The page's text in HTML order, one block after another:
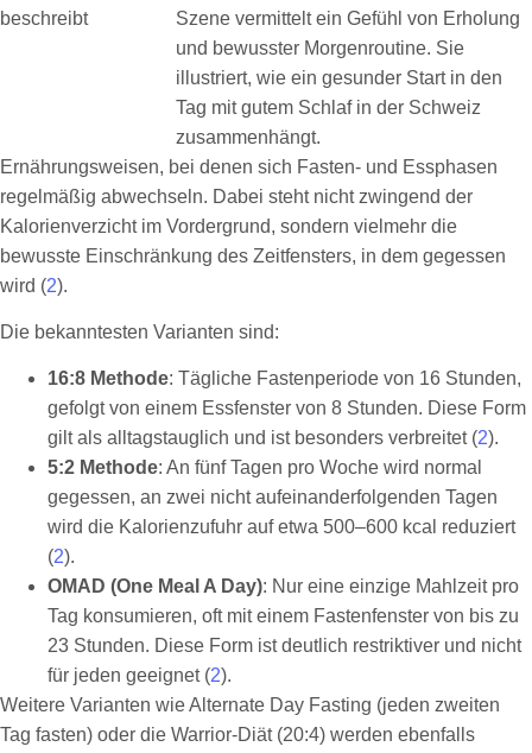
beschreibt
Ernährungsweisen, bei denen sich Fasten- und Essphasen
regelmäßig abwechseln. Dabei steht nicht zwingend der
Kalorienverzicht im Vordergrund, sondern vielmehr die
bewusste Einschränkung des Zeitfensters, in dem gegessen
wird (2).
Die bekanntesten Varianten sind:
16:8 Methode: Tägliche Fastenperiode von 16 Stunden,
gefolgt von einem Essfenster von 8 Stunden. Diese Form
gilt als alltagstauglich und ist besonders verbreitet (2).
5:2 Methode: An fünf Tagen pro Woche wird normal
gegessen, an zwei nicht aufeinanderfolgenden Tagen
wird die Kalorienzufuhr auf etwa 500–600 kcal reduziert
(2).
OMAD (One Meal A Day): Nur eine einzige Mahlzeit pro
Tag konsumieren, oft mit einem Fastenfenster von bis zu
23 Stunden. Diese Form ist deutlich restriktiver und nicht
für jeden geeignet (2).
Weitere Varianten wie Alternate Day Fasting (jeden zweiten
Tag fasten) oder die Warrior-Diät (20:4) werden ebenfalls